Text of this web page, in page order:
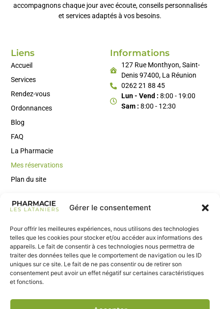
Gérer le consentement
Pour offrir les meilleures expériences, nous utilisons des technologies
telles que les cookies pour stocker et/ou accéder aux informations des
appareils. Le fait de consentir à ces technologies nous permettra de
traiter des données telles que le comportement de navigation ou les ID
uniques sur ce site. Le fait de ne pas consentir ou de retirer son
consentement peut avoir un effet négatif sur certaines caractéristiques
et fonctions.
accompagnons chaque jour avec écoute, conseils personnalisés
et services adaptés à vos besoins.
Liens
Accueil
Services
Rendez-vous
Ordonnances
Blog
FAQ
La Pharmacie
Mes réservations
Plan du site
Informations
127 Rue Monthyon, Saint-
Denis 97400, La Réunion
0262 21 88 45
Lun - Vend : 8:00 - 19:00
Sam : 8:00 - 12:30
Rejoignez Notre Newsletter
santé, des actus utiles et nos nouveautés en avant-première.